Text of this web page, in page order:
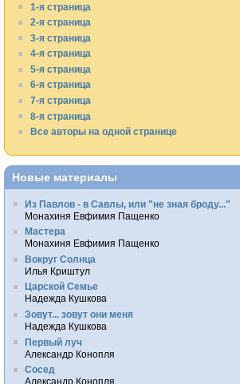
1-я страница
2-я страница
3-я страница
4-я страница
5-я страница
6-я страница
7-я страница
8-я страница
Все авторы на одной странице
Новые материалы
Из Павлов - в Савлы, или "не зная броду..."
Монахиня Евфимия Пащенко
Мастера
Монахиня Евфимия Пащенко
Вокруг Солнца
Илья Криштул
Царской Семье
Надежда Кушкова
Зовут... зовут они меня
Надежда Кушкова
Первый луч
Александр Конопля
Сосед
Александр Конопля